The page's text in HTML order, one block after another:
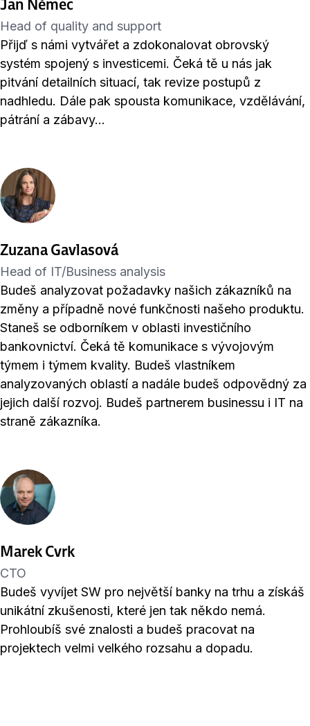
Jan Němec
Head of quality and support
Přijď s námi vytvářet a zdokonalovat obrovský
systém spojený s investicemi. Čeká tě u nás jak
pitvání detailních situací, tak revize postupů z
nadhledu. Dále pak spousta komunikace, vzdělávání,
pátrání a zábavy…
Zuzana Gavlasová
Head of IT/Business analysis
Budeš analyzovat požadavky našich zákazníků na
změny a případně nové funkčnosti našeho produktu.
Staneš se odborníkem v oblasti investičního
bankovnictví. Čeká tě komunikace s vývojovým
týmem i týmem kvality. Budeš vlastníkem
analyzovaných oblastí a nadále budeš odpovědný za
jejich další rozvoj. Budeš partnerem businessu i IT na
straně zákazníka.
Marek Cvrk
CTO
Budeš vyvíjet SW pro největší banky na trhu a získáš
unikátní zkušenosti, které jen tak někdo nemá.
Prohloubíš své znalosti a budeš pracovat na
projektech velmi velkého rozsahu a dopadu.